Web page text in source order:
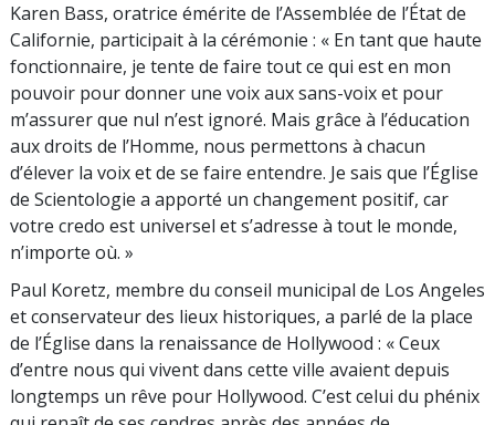
Karen Bass, oratrice émérite de l’Assemblée de l’État de
Californie, participait à la cérémonie : « En tant que haute
fonctionnaire, je tente de faire tout ce qui est en mon
pouvoir pour donner une voix aux sans-voix et pour
m’assurer que nul n’est ignoré. Mais grâce à l’éducation
aux droits de l’Homme, nous permettons à chacun
d’élever la voix et de se faire entendre. Je sais que l’Église
de Scientologie a apporté un changement positif, car
votre credo est universel et s’adresse à tout le monde,
n’importe où. »
Paul Koretz, membre du conseil municipal de Los Angeles
et conservateur des lieux historiques, a parlé de la place
de l’Église dans la renaissance de Hollywood : « Ceux
d’entre nous qui vivent dans cette ville avaient depuis
longtemps un rêve pour Hollywood. C’est celui du phénix